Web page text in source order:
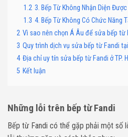
1.2 3. Bếp Từ Không Nhận Diện Được
1.3 4. Bếp Từ Không Có Chức Năng
2 Vì sao nên chọn Á Âu để sửa bếp từ
3 Quy trình dịch vụ sửa bếp từ Fandi
4 Địa chỉ uy tín sửa bếp từ Fandi ở TP.
5 Kết luận
Những lỗi trên bếp từ Fandi
Bếp từ Fandi có thể gặp phải một số